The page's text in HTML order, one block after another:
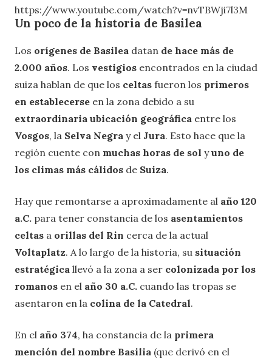
https://www.youtube.com/watch?v=nvTBWji7l3M
Un poco de la historia de Basilea
Los orígenes de Basilea datan de hace más de
2.000 años. Los vestigios encontrados en la ciudad
suiza hablan de que los celtas fueron los primeros
en establecerse en la zona debido a su
extraordinaria ubicación geográfica entre los
Vosgos, la Selva Negra y el Jura. Esto hace que la
región cuente con muchas horas de sol yuno de
los climas más cálidos de Suiza.
Hay que remontarse a aproximadamente al año 120
a.C. para tener constancia de los asentamientos
celtas a orillas del Rin cerca de la actual
Voltaplatz. A lo largo de la historia, su situación
estratégica llevó a la zona a ser colonizada por los
romanos en el año 30 a.C. cuando las tropas se
asentaron en la colina de la Catedral.
En el año 374, ha constancia de la primera
mención del nombre Basilia (que derivó en el